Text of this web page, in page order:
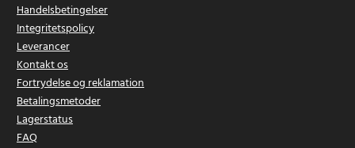
Handelsbetingelser
Integritetspolicy
Leverancer
Kontakt os
Fortrydelse og reklamation
Betalingsmetoder
Lagerstatus
FAQ